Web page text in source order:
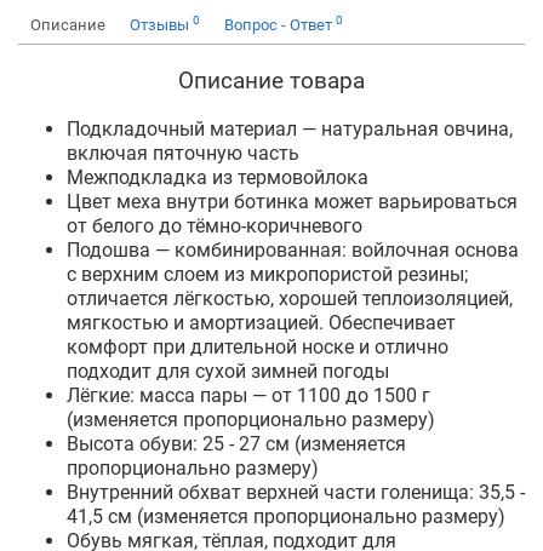
Описание Отзывы 0 Вопрос - Ответ 0
Описание товара
Подкладочный материал — натуральная овчина,
включая пяточную часть
Межподкладка из термовойлока
Цвет меха внутри ботинка может варьироваться
от белого до тёмно-коричневого
Подошва — комбинированная: войлочная основа
с верхним слоем из микропористой резины;
отличается лёгкостью, хорошей теплоизоляцией,
мягкостью и амортизацией. Обеспечивает
комфорт при длительной носке и отлично
подходит для сухой зимней погоды
Лёгкие: масса пары — от 1100 до 1500 г
(изменяется пропорционально размеру)
Высота обуви: 25 - 27 см (изменяется
пропорционально размеру)
Внутренний обхват верхней части голенища: 35,5 -
41,5 см (изменяется пропорционально размеру)
Обувь мягкая, тёплая, подходит для